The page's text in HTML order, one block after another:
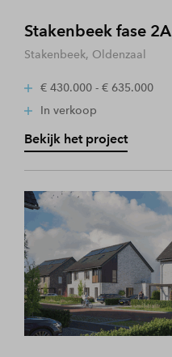
Stakenbeek fase 2A
Stakenbeek, Oldenzaal
€ 430.000 - € 635.000
In verkoop
Bekijk het project